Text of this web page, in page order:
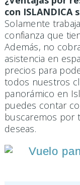
con ISLANDICA
Solamente
confianza que
Además, no
asistencia en
precios para
todos nuestros
panorámico en
puedes contar
buscaremos por
deseas.